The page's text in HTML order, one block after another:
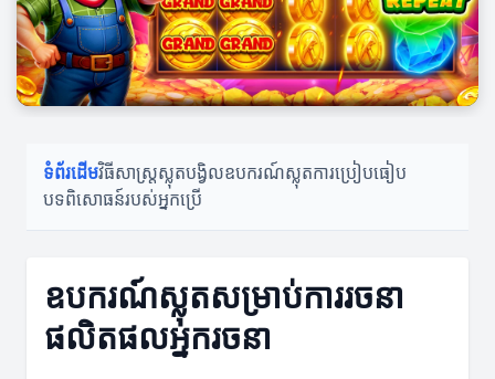
ទំព័រដើមវិធីសាស្ត្រស្លុតបង្វិលឧបករណ៍ស្លុតការប្រៀបធៀប
បទពិសោធន៍របស់អ្នកប្រើ
ឧបករណ៍ស្លុតសម្រាប់ការរចនា
ផលិតផលអ្នករចនា